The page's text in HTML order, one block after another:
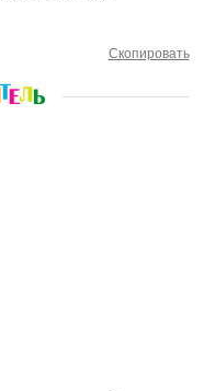
Скопировать